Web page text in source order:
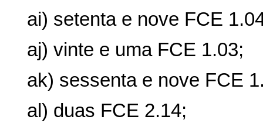
ai) setenta e nove FCE
aj) vinte e uma FCE 1.03;
ak) sessenta e nove FCE
al) duas FCE 2.14;